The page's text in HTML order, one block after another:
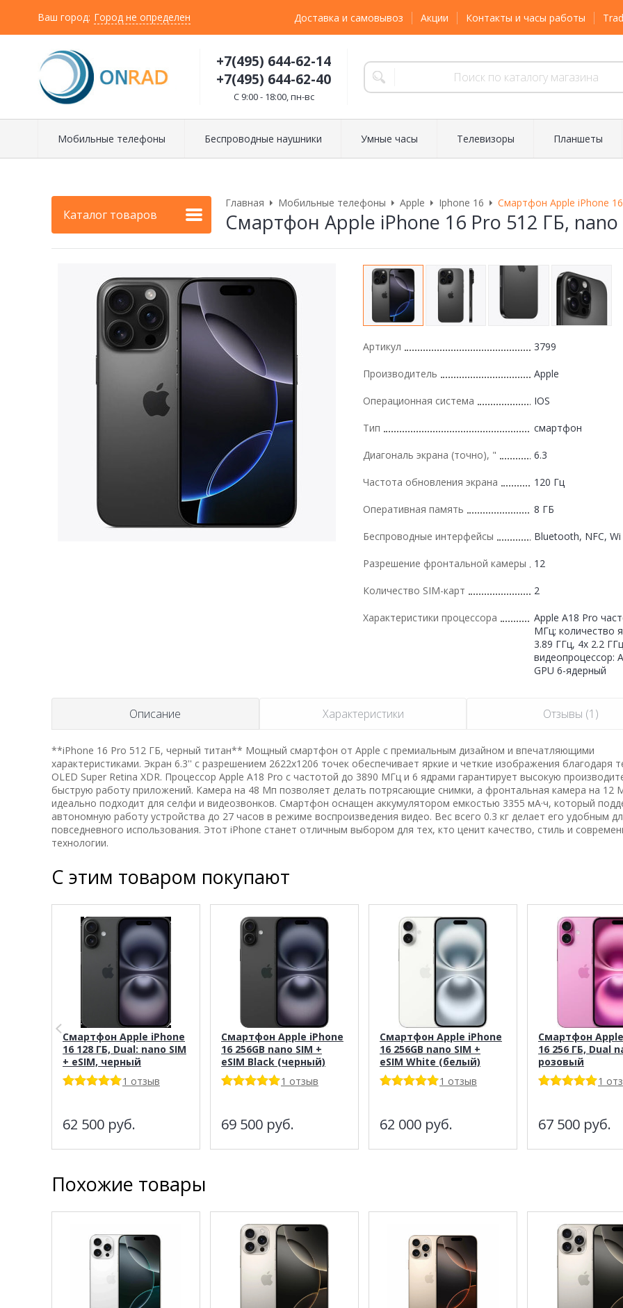
Ваш город: Город не определен Доставка и самовывоз Акции Контакты и часы работы
+7(495) 644-62-14
+7(495) 644-62-40
C 9:00 - 18:00, пн-вс
Мобильные телефоны Беспроводные наушники Умные часы Телевизоры Планшеты
Каталог товаров
Главная Мобильные телефоны Apple Iphone 16 Смартфон Apple iPhone
Смартфон Apple iPhone 16 Pro 512 ГБ,
Артикул 3799
Производитель Apple
Операционная система IOS
Тип смартфон
Диагональ экрана (точно), " 6.3
Частота обновления экрана 120 Гц
Оперативная память 8 ГБ
Беспроводные интерфейсы Bluetooth, NFC, Wi
Разрешение фронтальной камеры 12
Количество SIM-карт 2
Характеристики процессора
Apple A18 Pro
МГц; количество
3.89 ГГц, 4x 2.2
видеопроцессор:
GPU 6-ядерный
Описание Характеристики Отзывы (1)
**iPhone 16 Pro 512 ГБ, черный титан** Мощный смартфон от Apple с премиальным дизайном и впечатляющими
характеристиками. Экран 6.3'' с разрешением 2622x1206 точек обеспечивает яркие и четкие изображения благодаря
OLED Super Retina XDR. Процессор Apple A18 Pro с частотой до 3890 МГц и 6 ядрами гарантирует высокую
быструю работу приложений. Камера на 48 Мп позволяет делать потрясающие снимки, а фронтальная камера на 12
идеально подходит для селфи и видеозвонков. Смартфон оснащен аккумулятором емкостью 3355 мА·ч, который
автономную работу устройства до 27 часов в режиме воспроизведения видео. Вес всего 0.3 кг делает его удобным
повседневного использования. Этот iPhone станет отличным выбором для тех, кто ценит качество, стиль и
технологии.
С этим товаром покупают
Смартфон Apple iPhone
16 128 ГБ, Dual: nano SIM
+ eSIM, черный
1 отзыв
62 500 руб.
Смартфон Apple iPhone
16 256GB nano SIM +
eSIM Black (черный)
1 отзыв
69 500 руб.
Смартфон Apple iPhone
16 256GB nano SIM +
eSIM White (белый)
1 отзыв
62 000 руб.
Смартфон
16 256 ГБ, Dual
розовый
1
67 500 руб.
Похожие товары